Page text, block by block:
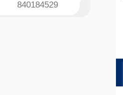
840184529